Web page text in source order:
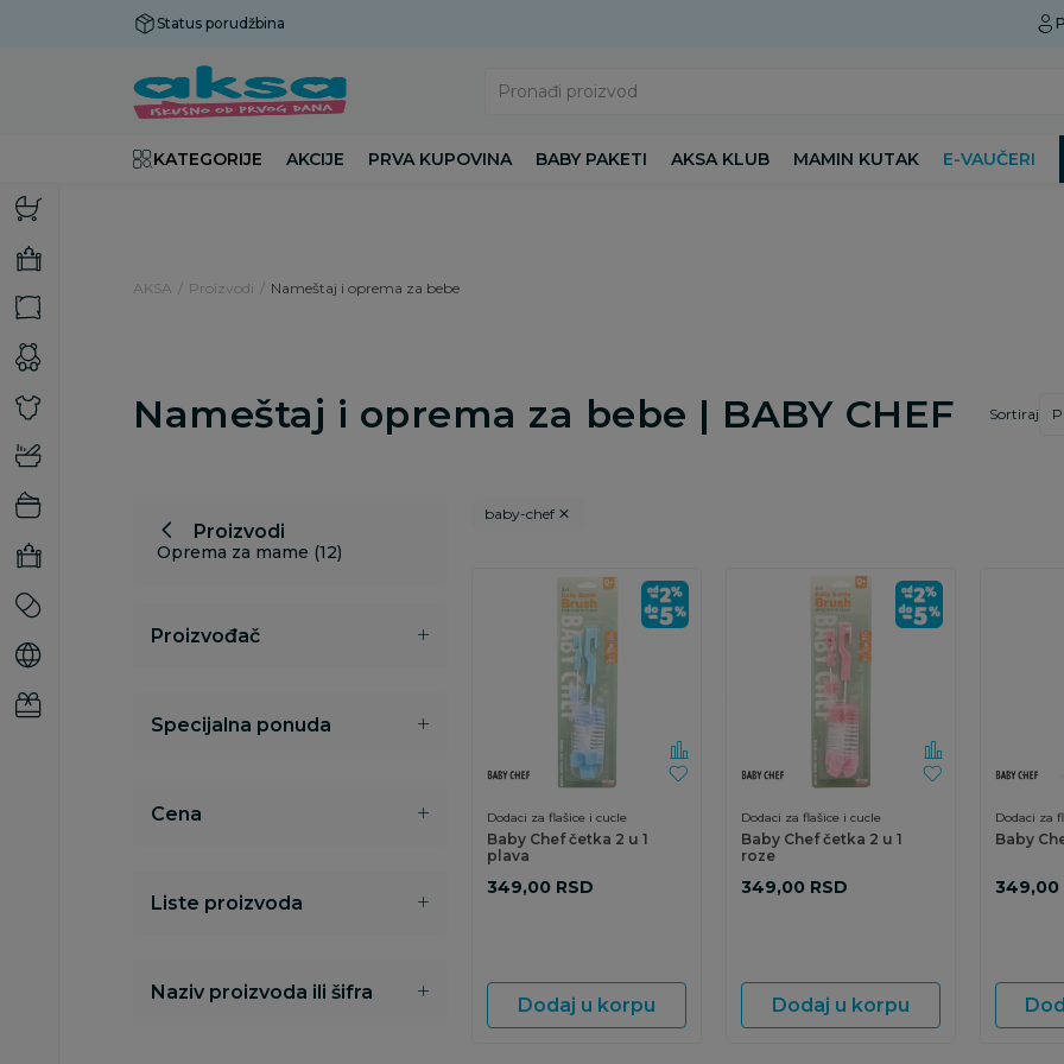
Status porudžbina
Pronađi proizvod
KATEGORIJE AKCIJE PRVA KUPOVINA BABY PAKETI AKSA KLUB MAMIN KUTAK E-VAUČERI
AKSA Proizvodi Nameštaj i oprema za bebe
Nameštaj i oprema za bebe | BABY CHEF Sortiraj
Proizvodi
Oprema za mame (12)
Proizvođač
Specijalna ponuda
Cena
Liste proizvoda
Naziv proizvoda ili šifra
baby-chef
Dodaci za flašice i cucle
Baby Chef četka 2 u 1
plava
349,00 RSD
Dodaj u korpu
Dodaci za flašice i cucle
Baby Chef četka 2 u 1
roze
349,00 RSD
Dodaj u korpu
Dodaci za
Baby
349,00